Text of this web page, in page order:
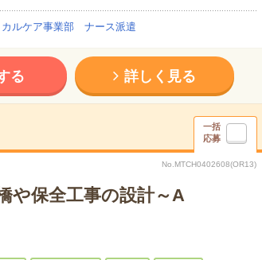
ルケア事業部 ナース派遣
る 詳しく見る
一括
応募
No.MTCH0402608(OR13)
や保全工事の設計～A